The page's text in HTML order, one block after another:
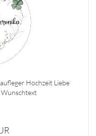
Hochzeit Liebe
Wunschtext